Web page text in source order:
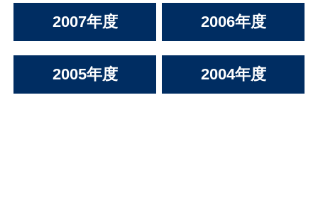
2007年度 2006年度
2005年度 2004年度